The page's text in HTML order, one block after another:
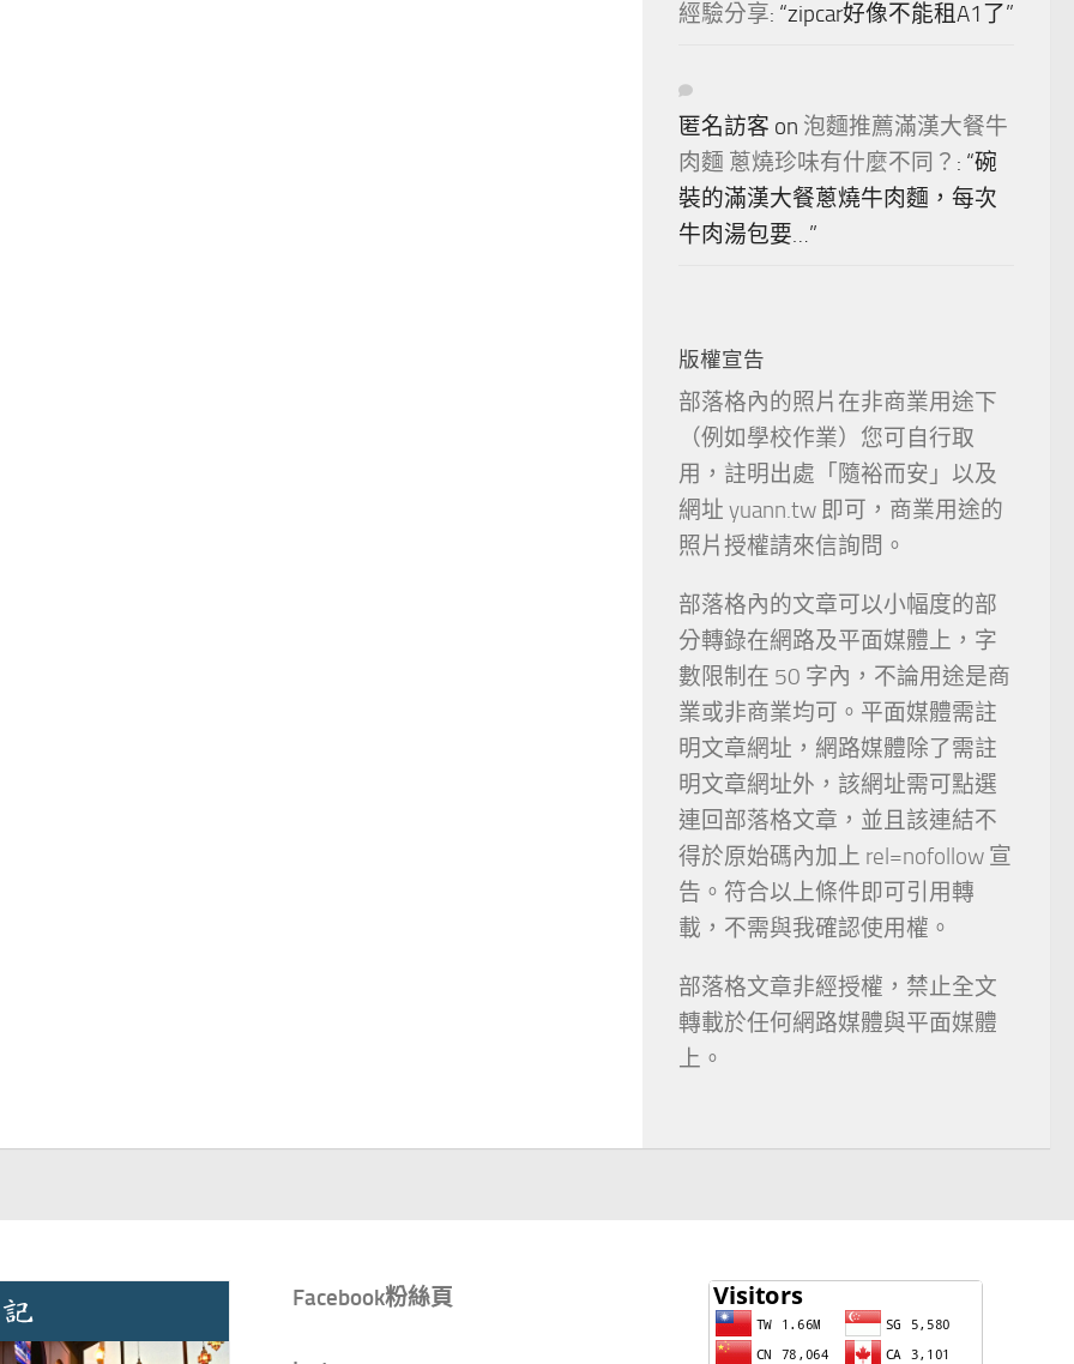
經驗分享: “zipcar好像不能租A1了”
匿名訪客 on 泡麵推薦滿漢大餐牛
肉麵 蔥燒珍味有什麼不同？ : “碗
裝的滿漢大餐蔥燒牛肉麵，每次
牛肉湯包要…”
版權宣告
部落格內的照片在非商業用途下
（例如學校作業）您可自行取
用，註明出處「隨裕而安」以及
網址 yuann.tw 即可，商業用途的
照片授權請來信詢問。
部落格內的文章可以小幅度的部
分轉錄在網路及平面媒體上，字
數限制在 50 字內，不論用途是商
業或非商業均可。平面媒體需註
明文章網址，網路媒體除了需註
明文章網址外，該網址需可點選
連回部落格文章，並且該連結不
得於原始碼內加上 rel=nofollow 宣
告。符合以上條件即可引用轉
載，不需與我確認使用權。
部落格文章非經授權，禁止全文
轉載於任何網路媒體與平面媒體
上。
Facebook粉絲頁